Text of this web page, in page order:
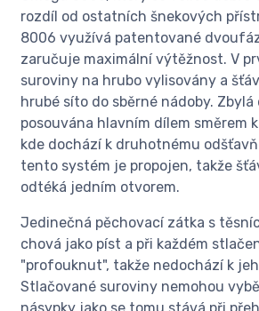
rozdíl od ostatních šnekových
8006 využívá patentované
zaručuje maximální výtěžnost. V
suroviny na hrubo vylisovány a
hrubé síto do sběrné nádoby.
posouvána hlavním dílem směrem
kde dochází k druhotnému
tento systém je propojen, takže
odtéká jedním otvorem.
Jedinečná pěchovací zátka s
chová jako píst a při každém
"profouknut", takže nedochází k
Stlačované suroviny nemohou